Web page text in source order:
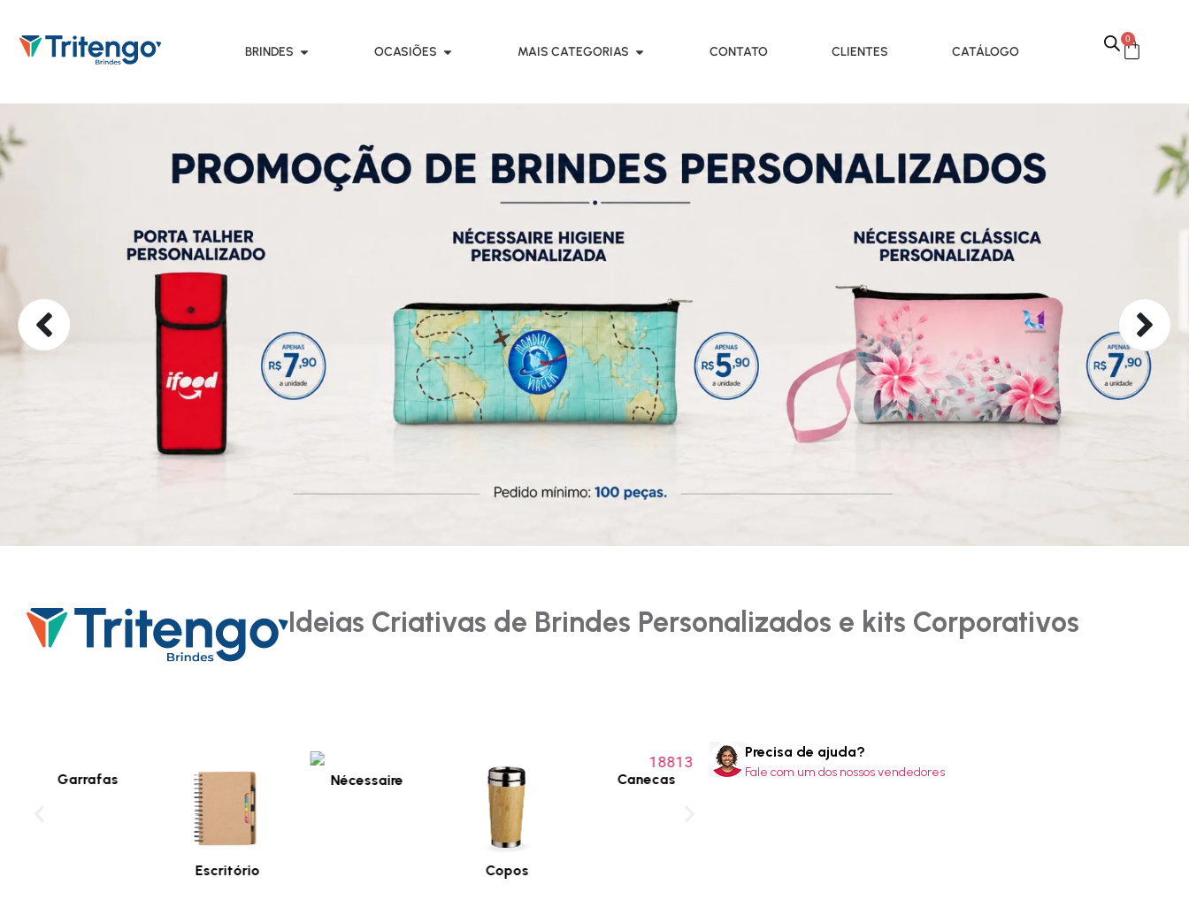
BRINDES OCASIÕES MAIS CATEGORIAS CONTATO CLIENTES CATÁLOGO
0
Ideias Criativas de Brindes Personalizados e kits Corporativos
Garrafas
Escritório
Nécessaire
Copos
Canecas Garrafas
Precisa de ajuda?
Fale com um dos nossos vendedores